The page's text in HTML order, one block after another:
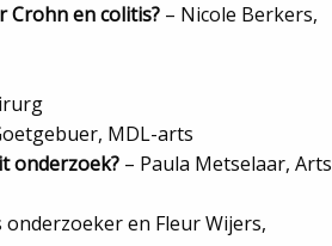
Crohn en colitis? – Nicole Berkers,
MDL-arts
onderzoek? – Paula Metselaar, Arts
en Fleur Wijers,